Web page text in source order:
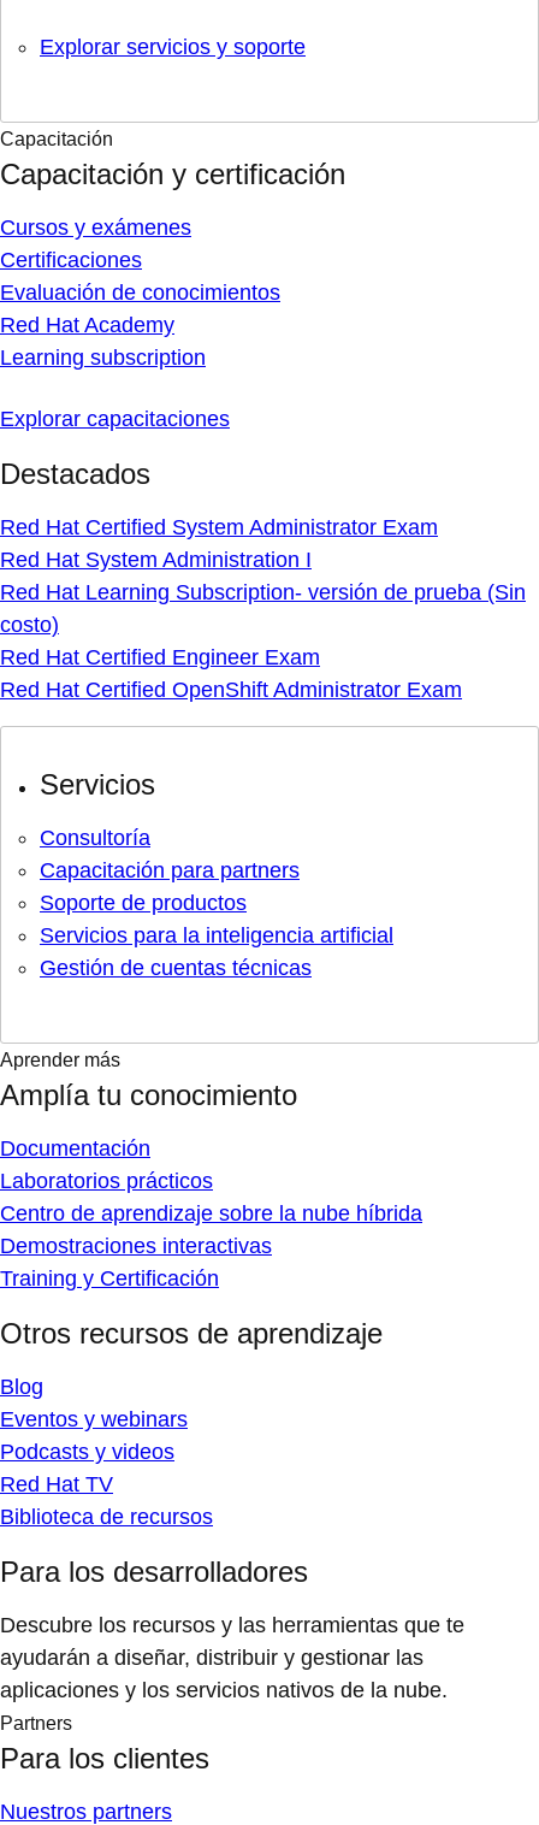
Explorar servicios y soporte
Capacitación
Capacitación y certificación
Cursos y exámenes
Certificaciones
Evaluación de conocimientos
Red Hat Academy
Learning subscription
Explorar capacitaciones
Destacados
Red Hat Certified System Administrator Exam
Red Hat System Administration I
Red Hat Learning Subscription- versión de prueba (Sin
costo)
Red Hat Certified Engineer Exam
Red Hat Certified OpenShift Administrator Exam
Servicios
Consultoría
Capacitación para partners
Soporte de productos
Servicios para la inteligencia artificial
Gestión de cuentas técnicas
Aprender más
Amplía tu conocimiento
Documentación
Laboratorios prácticos
Centro de aprendizaje sobre la nube híbrida
Demostraciones interactivas
Training y Certificación
Otros recursos de aprendizaje
Blog
Eventos y webinars
Podcasts y videos
Red Hat TV
Biblioteca de recursos
Para los desarrolladores
Descubre los recursos y las herramientas que te
ayudarán a diseñar, distribuir y gestionar las
aplicaciones y los servicios nativos de la nube.
Partners
Para los clientes
Nuestros partners